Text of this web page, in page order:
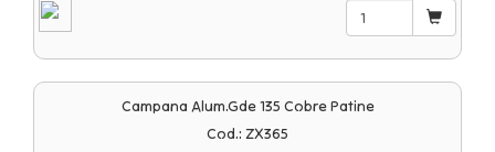
Campana Alum.gde 135 Cobre Patine
Cod.: ZX365